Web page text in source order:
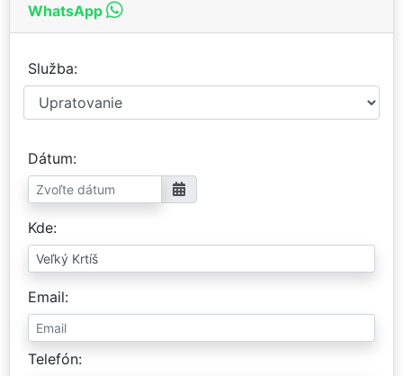
WhatsApp
Služba
Dátum
Kde
Email
Telefón